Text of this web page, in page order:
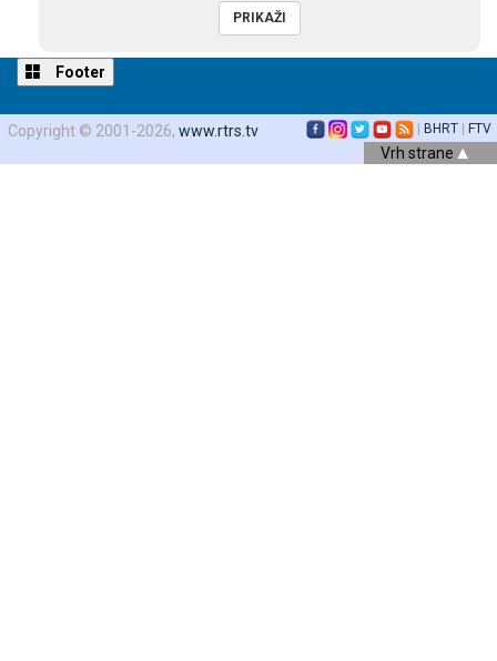
Footer
Copyright © 2001-2026, www.rtrs.tv | BHRT | FTV
Vrh strane